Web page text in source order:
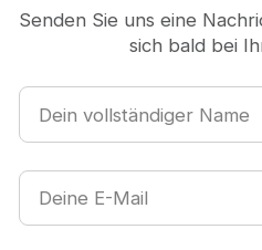
Senden Sie uns eine
sich bald bei